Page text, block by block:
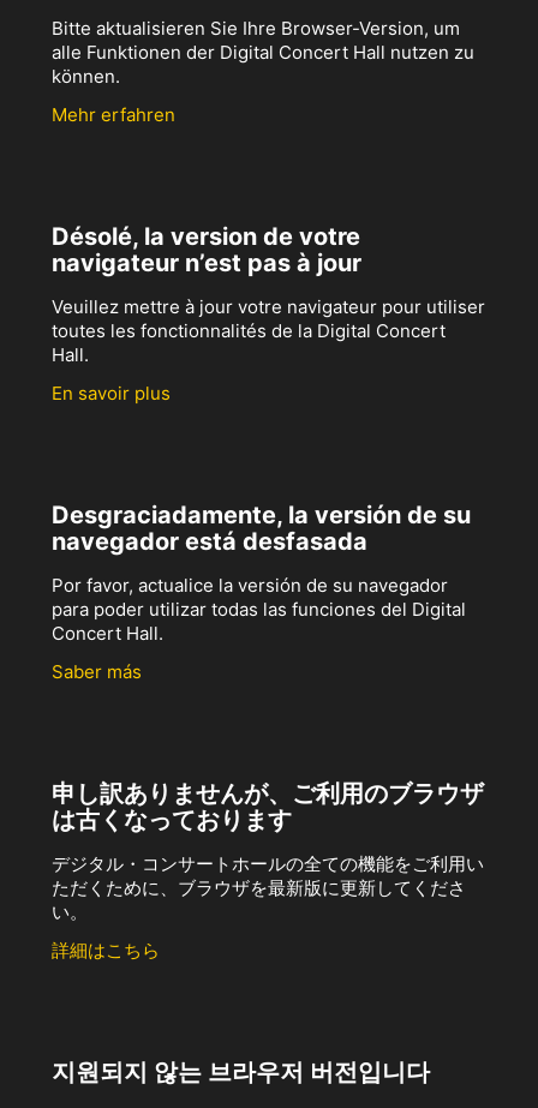
Bitte aktualisieren Sie Ihre Browser-Version, um
alle Funktionen der Digital Concert Hall nutzen zu
können.
Mehr erfahren
Désolé, la version de votre
navigateur n’est pas à jour
Veuillez mettre à jour votre navigateur pour utiliser
toutes les fonctionnalités de la Digital Concert
Hall.
En savoir plus
Desgraciadamente, la versión de su
navegador está desfasada
Por favor, actualice la versión de su navegador
para poder utilizar todas las funciones del Digital
Concert Hall.
Saber más
申し訳ありませんが、ご利用のブラウザ
は古くなっております
デジタル・コンサートホールの全ての機能をご利用い
ただくために、ブラウザを最新版に更新してくださ
い。
詳細はこちら
지원되지 않는 브라우저 버전입니다